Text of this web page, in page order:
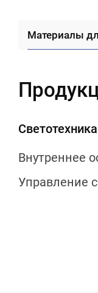
Материалы
Светотехника
Внутреннее
Управление